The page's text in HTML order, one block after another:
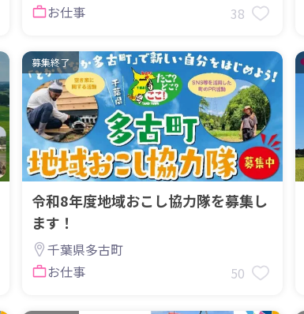
お仕事
38
募集終了
令和8年度地域おこし協力隊を募集し
ます！
千葉県多古町
お仕事
50